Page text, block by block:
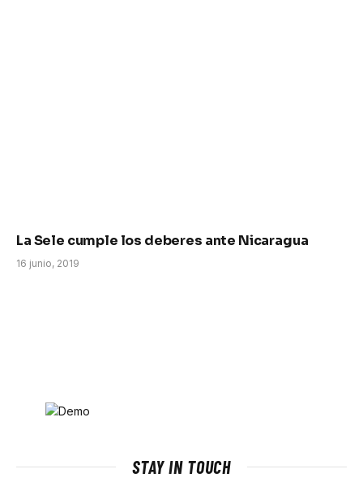
La Sele cumple los deberes ante Nicaragua
16 junio, 2019
STAY IN TOUCH